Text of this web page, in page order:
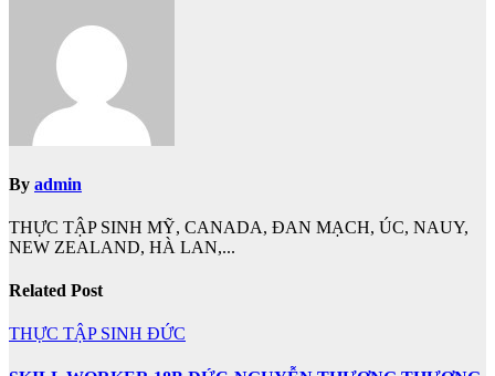
By admin
THỰC TẬP SINH MỸ, CANADA, ĐAN MẠCH, ÚC, NAUY,
NEW ZEALAND, HÀ LAN,...
Related Post
THỰC TẬP SINH ĐỨC